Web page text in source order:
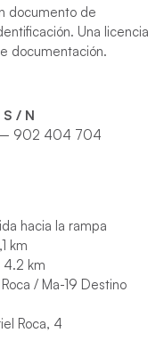
documento de
Una licencia
documentación.
/ N
– 902 404 704
hacia la rampa
km
km
/ Ma-19 Destino
Roca, 4